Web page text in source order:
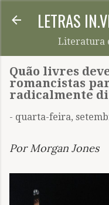
Pular
LETRAS
Literatura
Quão livres
romancistas
radicalmente
- quarta-feira,
PorMorgan Jones